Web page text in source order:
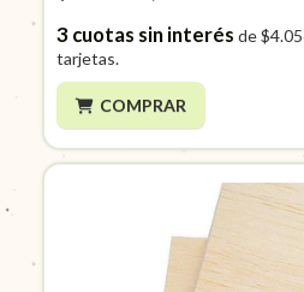
3cuotas sin interés de
tarjetas.
COMPRAR